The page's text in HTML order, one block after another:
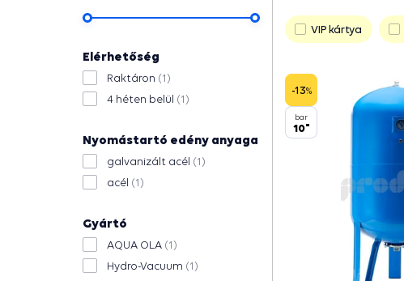
Elérhetőség
Raktáron (1)
4 héten belül (1)
Nyomástartó edény anyaga
galvanizált acél (1)
acél (1)
Gyártó
AQUA OLA (1)
Hydro-Vacuum (1)
Folytatni
VIP kártya
-13%
bar
10"